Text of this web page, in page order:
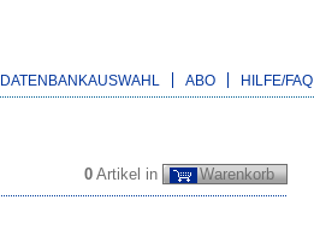
DATENBANKAUSWAHL ABO HILFE/FAQ
0 Artikel in Warenkorb